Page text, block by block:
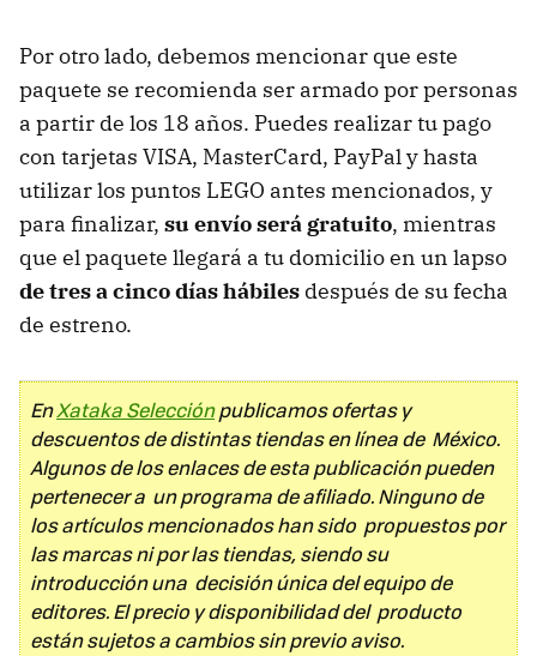
Por otro lado, debemos mencionar que este
paquete se recomienda ser armado por personas
a partir de los 18 años. Puedes realizar tu pago
con tarjetas VISA, MasterCard, PayPal y hasta
utilizar los puntos LEGO antes mencionados, y
para finalizar, su envío será gratuito, mientras
que el paquete llegará a tu domicilio en un lapso
de tres a cinco días hábiles después de su fecha
de estreno.
EnXataka Selecciónpublicamos ofertas y
descuentos de distintas tiendas en línea de México.
Algunos de los enlaces de esta publicación pueden
pertenecer a un programa de afiliado. Ninguno de
los artículos mencionados han sido propuestos por
las marcas ni por las tiendas, siendo su
introducción una decisión única del equipo de
editores. El precio y disponibilidad del producto
están sujetos a cambios sin previo aviso.